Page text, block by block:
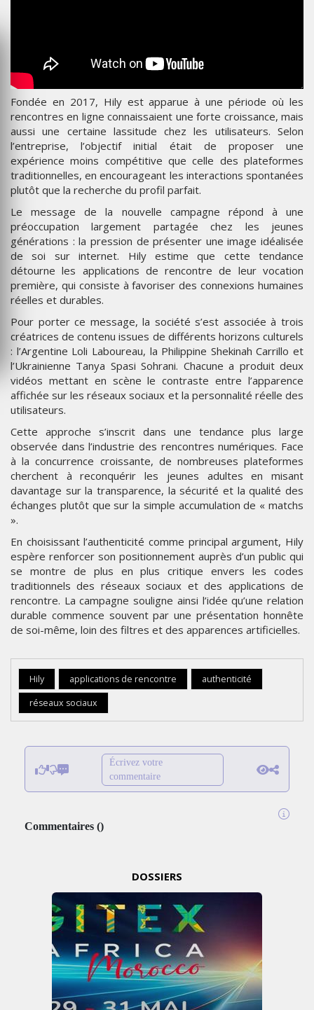
Fondée en 2017, Hily est apparue à une période où les
rencontres en ligne connaissaient une forte croissance, mais
aussi une certaine lassitude chez les utilisateurs. Selon
l’entreprise, l’objectif initial était de proposer une
expérience moins compétitive que celle des plateformes
traditionnelles, en encourageant les interactions spontanées
plutôt que la recherche du profil parfait.
Le message de la nouvelle campagne répond à une
préoccupation largement partagée chez les jeunes
générations : la pression de présenter une image idéalisée
de soi sur internet. Hily estime que cette tendance
détourne les applications de rencontre de leur vocation
première, qui consiste à favoriser des connexions humaines
réelles et durables.
Pour porter ce message, la société s’est associée à trois
créatrices de contenu issues de différents horizons culturels
: l’Argentine Loli Laboureau, la Philippine Shekinah Carrillo et
l’Ukrainienne Tanya Spasi Sohrani. Chacune a produit deux
vidéos mettant en scène le contraste entre l’apparence
affichée sur les réseaux sociaux et la personnalité réelle des
utilisateurs.
Cette approche s’inscrit dans une tendance plus large
observée dans l’industrie des rencontres numériques. Face
à la concurrence croissante, de nombreuses plateformes
cherchent à reconquérir les jeunes adultes en misant
davantage sur la transparence, la sécurité et la qualité des
échanges plutôt que sur la simple accumulation de « matchs
».
En choisissant l’authenticité comme principal argument, Hily
espère renforcer son positionnement auprès d’un public qui
se montre de plus en plus critique envers les codes
traditionnels des réseaux sociaux et des applications de
rencontre. La campagne souligne ainsi l’idée qu’une relation
durable commence souvent par une présentation honnête
de soi-même, loin des filtres et des apparences artificielles.
Hily applications de rencontre
authenticité
réseaux sociaux
Écrivez votre
commentaire
Commentaires ()
DOSSIERS